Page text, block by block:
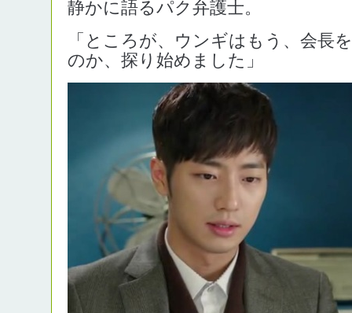
静かに語るパク弁護士。
「ところが、ウンギはもう、会長
のか、探り始めました」